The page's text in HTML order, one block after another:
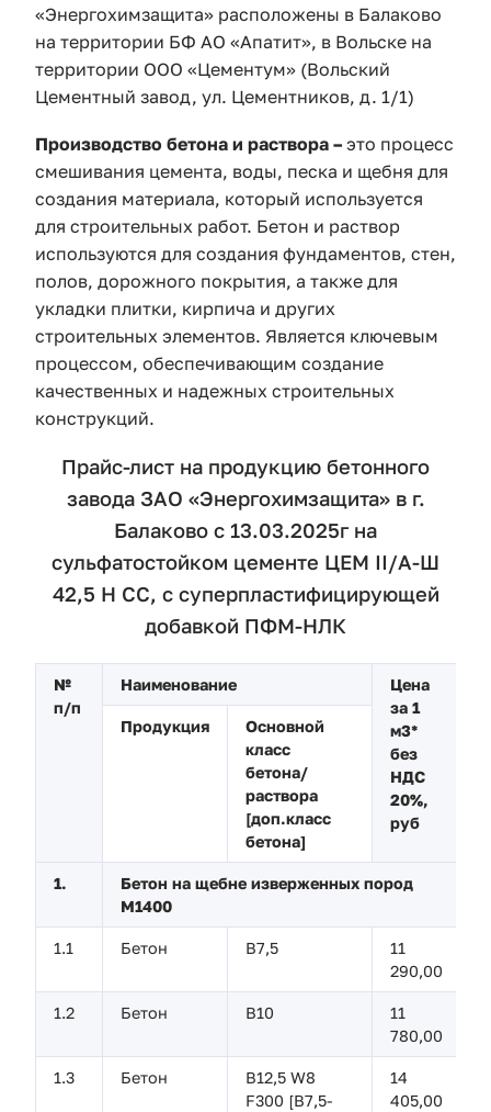
«Энергохимзащита» расположены в Балаково
на территории БФ АO «Aпaтит», в Вольске на
территории OОО «Цемeнтум» (Вольский
Цементный завод, ул. Цементников, д. 1/1)
Производство бетона и раствора – это процесс
смешивания цемента, воды, песка и щебня для
создания материала, который используется
для строительных работ. Бетон и раствор
используются для создания фундаментов, стен,
полов, дорожного покрытия, а также для
укладки плитки, кирпича и других
строительных элементов. Является ключевым
процессом, обеспечивающим создание
качественных и надежных строительных
конструкций.
Прайс-лист на продукцию бетонного
завода ЗАО «Энергохимзащита» в г.
Балаково с 13.03.2025г на
сульфатостойком цементе ЦЕМ II/А-Ш
42,5 Н СС, с суперпластифицирующей
добавкой ПФМ-НЛК
№
п/п
Наименование
Цена
за 1
м3*
без
НДС
20%,
руб
Продукция
Основной
класс
бетона/
раствора
[доп.класс
бетона]
1.
Бетон на щебне изверженных пород
М1400
1.1 Бетон В7,5
11
290,00
1.2 Бетон В10
11
780,00
1.3 Бетон
B12,5 W8
F300 [В7,5-
14
405,00